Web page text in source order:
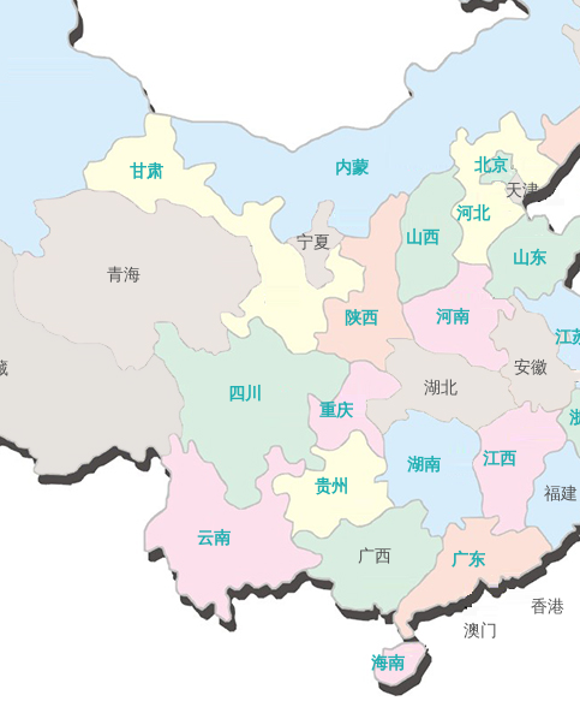
北京
天津
河北
山西
内蒙
江
福建
江西
山东
河南
湖南
广东
广西
海南
重庆
四川
贵州
云南
陕西
甘肃
青海
宁夏
湖北
安徽
香港
澳门